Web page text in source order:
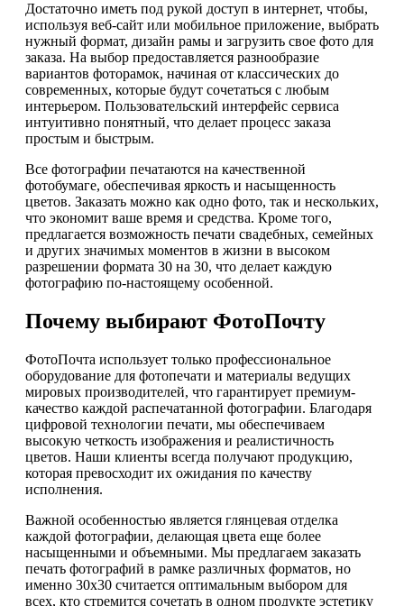
Достаточно иметь под рукой доступ в интернет, чтобы,
используя веб-сайт или мобильное приложение, выбрать
нужный формат, дизайн рамы и загрузить свое фото для
заказа. На выбор предоставляется разнообразие
вариантов фоторамок, начиная от классических до
современных, которые будут сочетаться с любым
интерьером. Пользовательский интерфейс сервиса
интуитивно понятный, что делает процесс заказа
простым и быстрым.
Все фотографии печатаются на качественной
фотобумаге, обеспечивая яркость и насыщенность
цветов. Заказать можно как одно фото, так и нескольких,
что экономит ваше время и средства. Кроме того,
предлагается возможность печати свадебных, семейных
и других значимых моментов в жизни в высоком
разрешении формата 30 на 30, что делает каждую
фотографию по-настоящему особенной.
Почему выбирают ФотоПочту
ФотоПочта использует только профессиональное
оборудование для фотопечати и материалы ведущих
мировых производителей, что гарантирует премиум-
качество каждой распечатанной фотографии. Благодаря
цифровой технологии печати, мы обеспечиваем
высокую четкость изображения и реалистичность
цветов. Наши клиенты всегда получают продукцию,
которая превосходит их ожидания по качеству
исполнения.
Важной особенностью является глянцевая отделка
каждой фотографии, делающая цвета еще более
насыщенными и объемными. Мы предлагаем заказать
печать фотографий в рамке различных форматов, но
именно 30х30 считается оптимальным выбором для
всех, кто стремится сочетать в одном продукте эстетику